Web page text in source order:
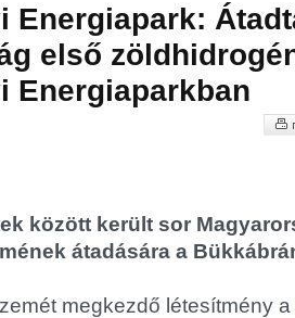
Energiapark:
első
Energiaparkban
között került sor
átadására a
megkezdő létesítmény